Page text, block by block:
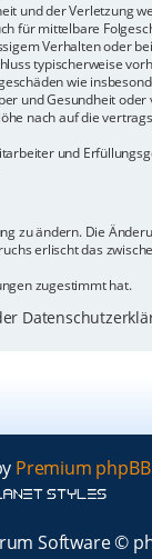
und der Verletzung
für mittelbare
Verhalten oder
typischerweise
wie
und Gesundheit
nach auf die
und
zu ändern. Die
erlischt das
zugestimmt hat.
Premium
Software ©